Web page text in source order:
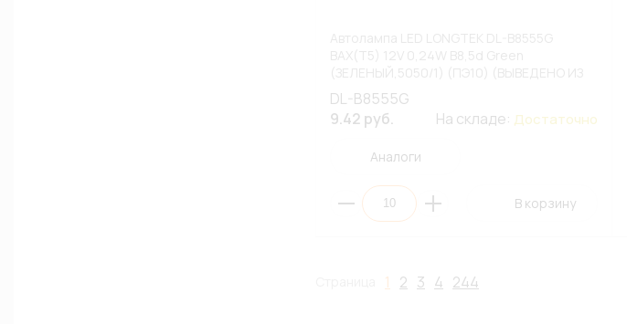
АССОРТИМЕНТ)
DL-B8555G
9.42 руб.
На складе: Достаточно
Аналоги
В корзину
1 2 3 4 244